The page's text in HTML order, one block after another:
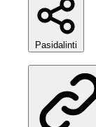
Pasidalinti